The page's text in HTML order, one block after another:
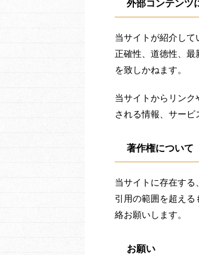
外部コンテンツ
当サイトが紹介して
正確性、道徳性、
を致しかねます。
当サイトからリン
される情報、サービ
著作権について
当サイトに存在する
引用の範囲を超え
絡お願いします。
お願い